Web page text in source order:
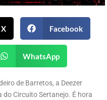
X Facebook
WhatsApp
de Barretos, a Deezer
Circuito Sertanejo. É hora